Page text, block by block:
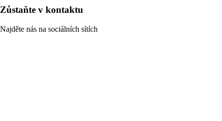
Zůstaňte v kontaktu
Najděte nás na sociálních sítích